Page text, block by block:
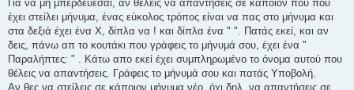
Για να μη μπερδεύεσαι, αν θέλεις να απαντήσεις σε κάποιον που που
έχει στείλει μήνυμα, ένας εύκολος τρόπος είναι να πας στο μήνυμα και
στα δεξιά έχει ένα Χ, δίπλα να ! και δίπλα ένα " ". Πατάς εκεί, και αν
δεις, πάνω απ το κουτάκι που γράφεις το μήνυμά σου, έχει ένα "
Παραλήπτες: " . Κάτω απο εκεί έχει συμπληρωμένο το όνομα αυτού που
θέλεις να απαντήσεις. Γράφεις το μήνυμά σου και πατάς Υποβολή.
Αν θες να στείλεις σε κάποιον μήνυμα νέο, όχι δηλ. να απαντήσεις σε